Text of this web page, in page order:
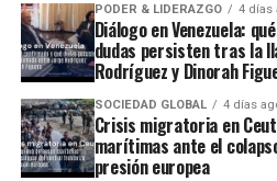
PODER & LIDERAZGO 4 días
Diálogo en Venezuela:
dudas persisten tras la
Rodríguez y Dinorah
SOCIEDAD GLOBAL 4 días
Crisis migratoria en
marítimas ante el
presión europea